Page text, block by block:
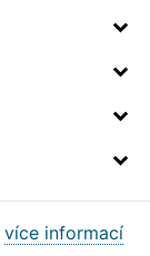
více informací